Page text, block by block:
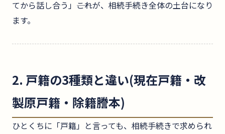
てから話し合う」――これが、相続手続き全体の土台になり
ます。
2. 戸籍の3種類と違い(現在戸籍・改
製原戸籍・除籍謄本)
ひとくちに「戸籍」と言っても、相続手続きで求められ